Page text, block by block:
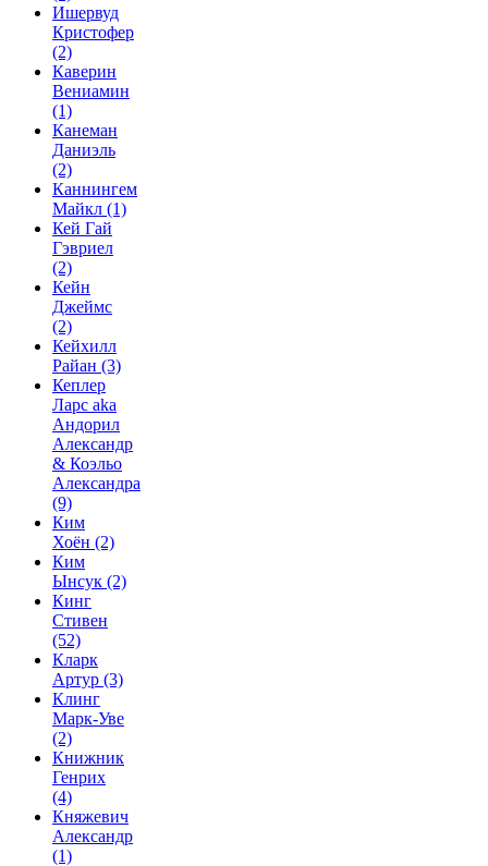
Ишервуд
Кристофер
(2)
Каверин
Вениамин
(1)
Канеман
Даниэль
(2)
Каннингем
Майкл (1)
Кей Гай
Гэвриел
(2)
Кейн
Джеймс
(2)
Кейхилл
Райан (3)
Кеплер
Ларс aka
Андорил
Александр
& Коэльо
Александра
(9)
Ким
Хоён (2)
Ким
Ынсук (2)
Кинг
Стивен
(52)
Кларк
Артур (3)
Клинг
Марк-Уве
(2)
Книжник
Генрих
(4)
Княжевич
Александр
(1)